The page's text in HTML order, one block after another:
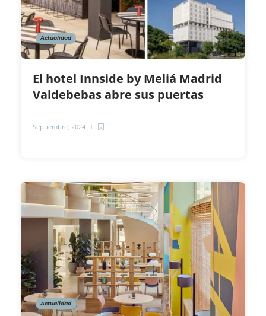
Actualidad
El hotel Innside by Meliá Madrid
Valdebebas abre sus puertas
Septiembre, 2024
Actualidad